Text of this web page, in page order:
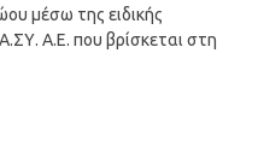
μέσω της ειδικής
Α.Ε. που βρίσκεται στη